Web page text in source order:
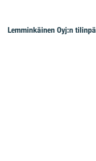
Lemminkäinen Oyj:n